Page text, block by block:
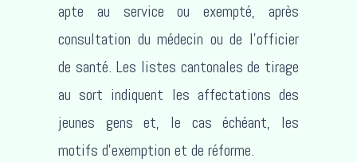
apte au service ou exempté, après
consultation du médecin ou de l’officier
de santé. Les listes cantonales de tirage
au sort indiquent les affectations des
jeunes gens et, le cas échéant, les
motifs d’exemption et de réforme.